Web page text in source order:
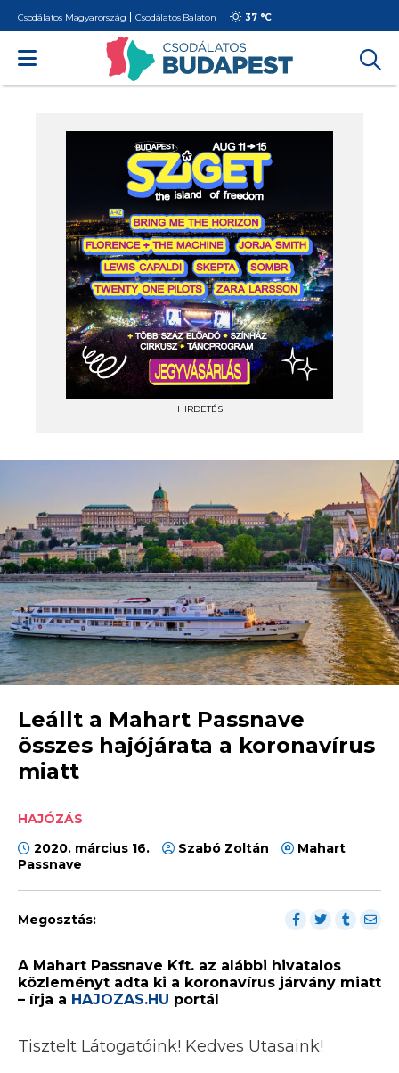
Csodálatos Magyarország Csodálatos Balaton 37 °C
HIRDETÉS
Leállt a Mahart Passnave
összes hajójárata a koronavírus
miatt
HAJÓZÁS
2020. március 16.
Szabó Zoltán
Mahart
Passnave
Megosztás:
A Mahart Passnave Kft. az alábbi hivatalos
közleményt adta ki a koronavírus járvány miatt
– írja a HAJOZAS.HU portál
Tisztelt Látogatóink! Kedves Utasaink!